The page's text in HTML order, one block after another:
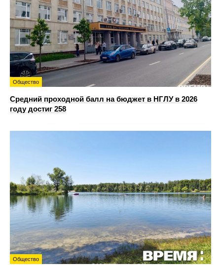
Общество
Средний проходной балл на бюджет в НГЛУ в 2026
году достиг 258
Общество